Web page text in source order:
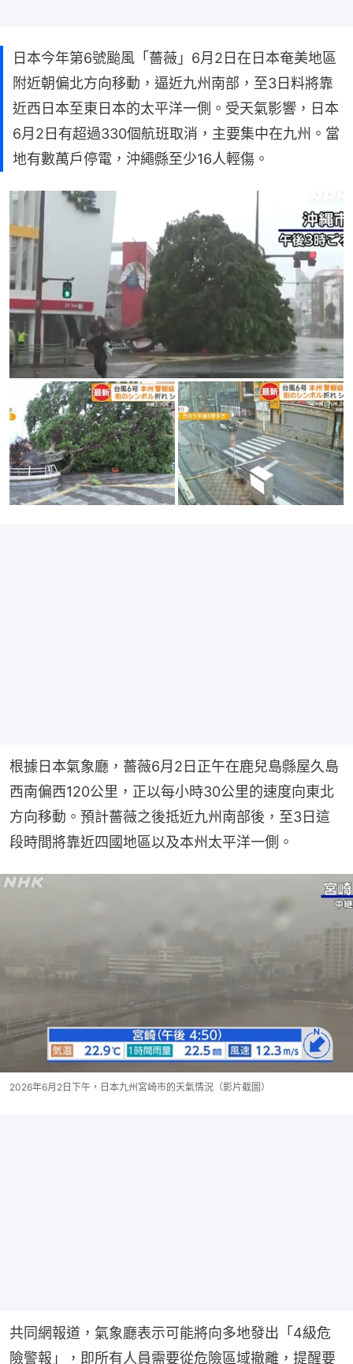
日本今年第6號颱風「薔薇」6月2日在日本奄美地區
附近朝偏北方向移動，逼近九州南部，至3日料將靠
近西日本至東日本的太平洋一側。受天氣影響，日本
6月2日有超過330個航班取消，主要集中在九州。當
地有數萬戶停電，沖繩縣至少16人輕傷。
根據日本氣象廳，薔薇6月2日正午在鹿兒島縣屋久島
西南偏西120公里，正以每小時30公里的速度向東北
方向移動。預計薔薇之後抵近九州南部後，至3日這
段時間將靠近四國地區以及本州太平洋一側。
2026年6月2日下午，日本九州宮崎市的天氣情況（影片截圖）
共同網報道，氣象廳表示可能將向多地發出「4級危
險警報」，即所有人員需要從危險區域撤離，提醒要